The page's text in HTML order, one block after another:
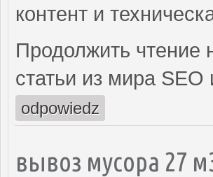
контент и
Продолжить чтение
статьи из мира SEO
odpowiedz
вывоз мусора 27